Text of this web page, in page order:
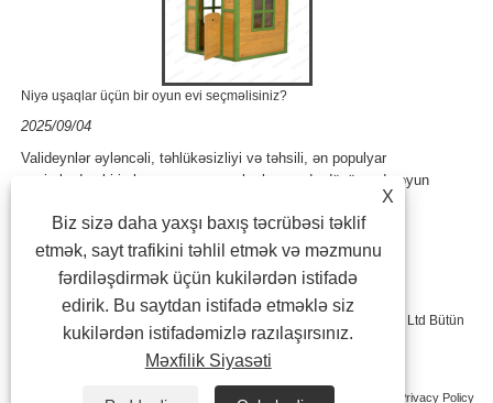
Niyə uşaqlar üçün bir oyun evi seçməlisiniz?
2025/09/04
Valideynlər əyləncəli, təhlükəsizliyi və təhsili, ən populyar
seçimlərdən biri olan açıq oyuncaqlar haqqında düşünəndə oyun
Müəllif hüquqları © 2023 Ningbo Longteng Açıq məhsulları Co, Ltd Bütün
hüquqlar qorunur.
Bağlantılar Sitemap RSS Privacy Policy
X
Biz sizə daha yaxşı baxış təcrübəsi təklif
etmək, sayt trafikini təhlil etmək və məzmunu
fərdiləşdirmək üçün kukilərdən istifadə
edirik. Bu saytdan istifadə etməklə siz
kukilərdən istifadəmizlə razılaşırsınız.
Məxfilik Siyasəti